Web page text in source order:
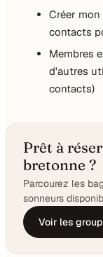
Créer
contacts
Membres
d'autres
contacts)
Prêt à
bretonne ?
Parcourez les
sonneurs
Voir les